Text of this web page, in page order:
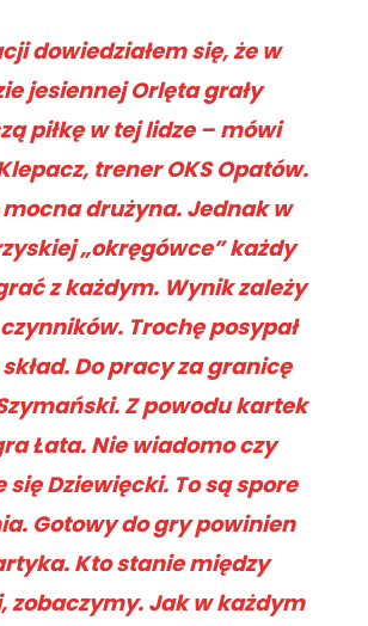
dowiedziałem się, że w
jesiennej Orlęta grały
piłkę w tej lidze – mówi
trener OKS Opatów.
drużyna. Jednak w
„okręgówce” każdy
z każdym. Wynik zależy
Trochę posypał
Do pracy za granicę
Z powodu kartek
Łata. Nie wiadomo czy
Dziewięcki. To są spore
Gotowy do gry powinien
Kto stanie między
zobaczymy. Jak w każdym